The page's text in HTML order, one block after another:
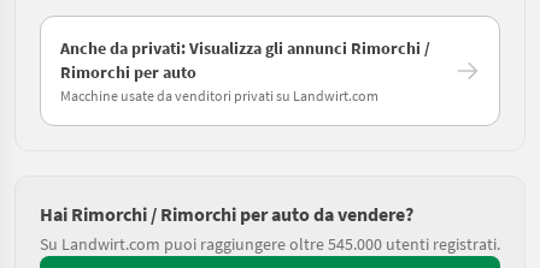
Anche da privati: Visualizza gli annunci Rimorchi /
Rimorchi per auto
Macchine usate da venditori privati su Landwirt.com
Hai Rimorchi / Rimorchi per auto da vendere?
Su Landwirt.com puoi raggiungere oltre 545.000 utenti registrati.